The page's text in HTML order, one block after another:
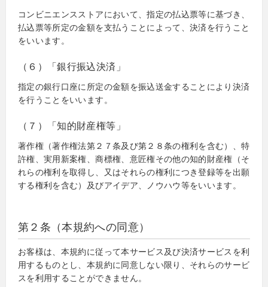
コンビニエンスストアにおいて、指定の払込票等に基づき、
払込票等所定の金額を支払うことによって、決済を行うこと
をいいます。
（６）「銀行振込決済」
指定の銀行口座に所定の金額を振込送金することにより決済
を行うことをいいます。
（７）「知的財産権等」
著作権（著作権法第２７条及び第２８条の権利を含む）、特
許権、実用新案権、商標権、意匠権その他の知的財産権（そ
れらの権利を取得し、又はそれらの権利につき登録等を出願
する権利を含む）及びアイデア、ノウハウ等をいいます。
第２条（本規約への同意）
お客様は、本規約に従って本サービス及び決済サービスを利
用するものとし、本規約に同意しない限り、それらのサービ
スを利用することができません。